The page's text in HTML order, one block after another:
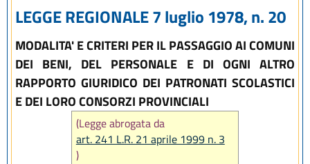
LEGGE REGIONALE 7 luglio 1978, n. 20
MODALITA' E CRITERI PER IL PASSAGGIO AI COMUNI
DEI BENI, DEL PERSONALE E DI OGNI ALTRO
RAPPORTO GIURIDICO DEI PATRONATI SCOLASTICI
E DEI LORO CONSORZI PROVINCIALI
(Legge abrogata da
art. 241 L.R. 21 aprile 1999 n. 3
)